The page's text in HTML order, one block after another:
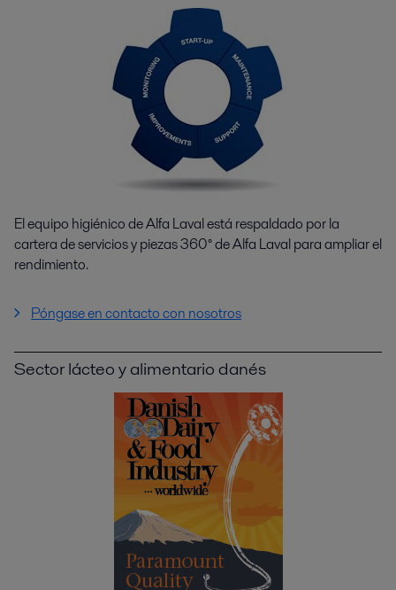
El equipo higiénico de Alfa Laval está respaldado por la
cartera de servicios y piezas 360° de Alfa Laval para ampliar el
rendimiento.
Póngase en contacto con nosotros
Sector lácteo y alimentario danés